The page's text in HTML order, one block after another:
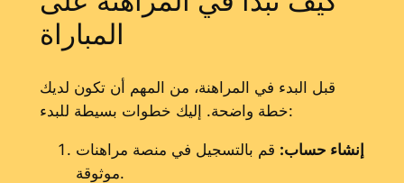
المباراة
قبل البدء في المراهنة، من المهم أن تكون لديك
خطة واضحة. إليك خطوات بسيطة للبدء:
إنشاء حساب: قم بالتسجيل في منصة مراهنات
موثوقة.